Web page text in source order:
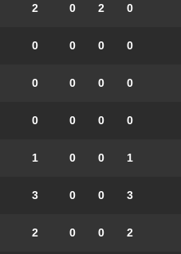
0
2
0
2
0
0
0
0
0
0
0
0
0
0
0
0
1
0
0
1
3
0
0
3
2
0
0
2